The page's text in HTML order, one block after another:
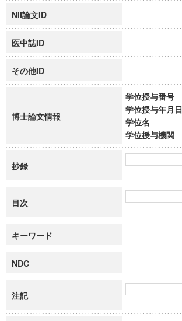
NII論文ID
医中誌ID
その他ID
博士論文情報
学位授与番号
学位授与年月日
学位名
学位授与機関
抄録
目次
キーワード
NDC
注記